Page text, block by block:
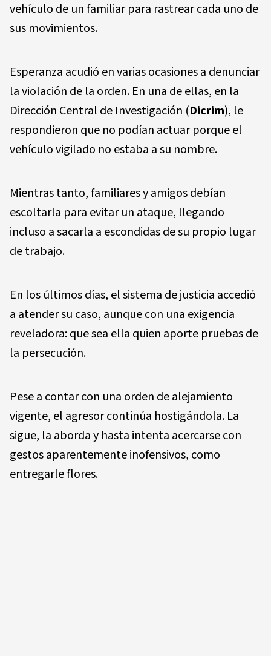
vehículo de un familiar para rastrear cada uno de
sus movimientos.
Esperanza acudió en varias ocasiones a denunciar
la violación de la orden. En una de ellas, en la
Dirección Central de Investigación (Dicrim), le
respondieron que no podían actuar porque el
vehículo vigilado no estaba a su nombre.
Mientras tanto, familiares y amigos debían
escoltarla para evitar un ataque, llegando
incluso a sacarla a escondidas de su propio lugar
de trabajo.
En los últimos días, el sistema de justicia accedió
a atender su caso, aunque con una exigencia
reveladora: que sea ella quien aporte pruebas de
la persecución.
Pese a contar con una orden de alejamiento
vigente, el agresor continúa hostigándola. La
sigue, la aborda y hasta intenta acercarse con
gestos aparentemente inofensivos, como
entregarle flores.